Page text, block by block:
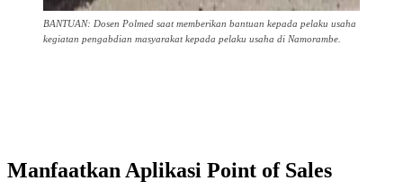
BANTUAN: Dosen Polmed saat memberikan bantuan kepada pelaku usaha
kegiatan pengabdian masyarakat kepada pelaku usaha di Namorambe.
Manfaatkan Aplikasi Point of Sales